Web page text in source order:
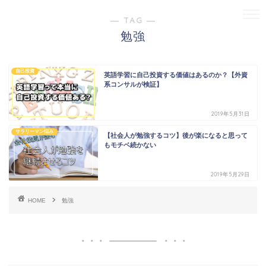
― TAG ―
勉強
自己投資
英語学習に自己投資する価値はあるのか？【外資
系コンサルが検証】
2019年5月31日
サラリーマン悩み
【社会人が勉強するコツ】後が楽になると思って
もモチベ続かない
2019年5月29日
HOME 勉強